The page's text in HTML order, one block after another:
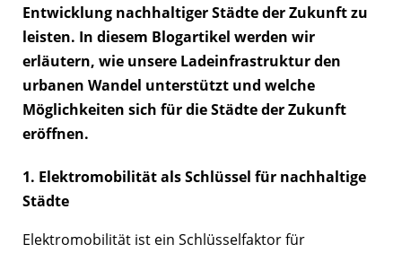
Entwicklung nachhaltiger Städte der Zukunft zu
leisten. In diesem Blogartikel werden wir
erläutern, wie unsere Ladeinfrastruktur den
urbanen Wandel unterstützt und welche
Möglichkeiten sich für die Städte der Zukunft
eröffnen.
1. Elektromobilität als Schlüssel für nachhaltige
Städte
Elektromobilität ist ein Schlüsselfaktor für